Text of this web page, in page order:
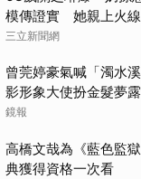
模傳證實 她親上火線
三立新聞網
曾莞婷豪氣喊「濁水
影形象大使扮金髮夢
「神經病」
鏡報
高橋文哉為《藍色監
典獲得資格一次看